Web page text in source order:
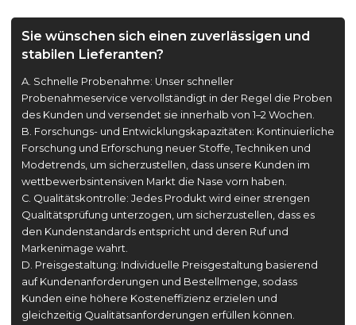
Sie wünschen sich einen zuverlässigen und
stabilen Lieferanten?
A. Schnelle Probenahme: Unser schneller
Probenahmeservice vervollständigt in der Regel die Proben
des Kunden und versendet sie innerhalb von 1–2 Wochen.
B. Forschungs- und Entwicklungskapazitäten: Kontinuierliche
Forschung und Erforschung neuer Stoffe, Techniken und
Modetrends, um sicherzustellen, dass unsere Kunden im
wettbewerbsintensiven Markt die Nase vorn haben.
C. Qualitätskontrolle: Jedes Produkt wird einer strengen
Qualitätsprüfung unterzogen, um sicherzustellen, dass es
den Kundenstandards entspricht und deren Ruf und
Markenimage wahrt.
D. Preisgestaltung: Individuelle Preisgestaltung basierend
auf Kundenanforderungen und Bestellmenge, sodass
Kunden eine höhere Kosteneffizienz erzielen und
gleichzeitig Qualitätsanforderungen erfüllen können.